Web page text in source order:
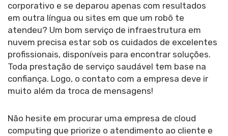
corporativo e se deparou apenas com resultados
em outra língua ou sites em que um robô te
atendeu? Um bom serviço de infraestrutura em
nuvem precisa estar sob os cuidados de excelentes
profissionais, disponíveis para encontrar soluções.
Toda prestação de serviço saudável tem base na
confiança. Logo, o contato com a empresa deve ir
muito além da troca de mensagens!
Não hesite em procurar uma empresa de cloud
computing que priorize o atendimento ao cliente e